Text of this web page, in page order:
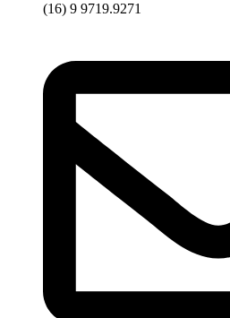
(16) 9 9719.9271